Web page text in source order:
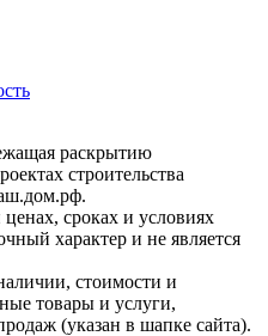
раскрытию
строительства
сроках и условиях
характер и не является
стоимости и
товары и услуги,
(указан в шапке сайта).